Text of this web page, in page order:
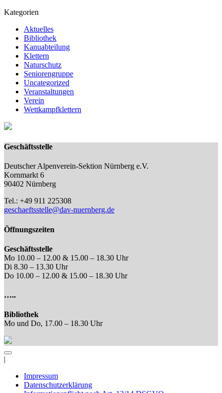
Kategorien
Aktuelles
Bibliothek
Kanuabteilung
Klettern
Naturschutz
Seniorengruppe
Uncategorized
Veranstaltungen
Verein
Wettkampfklettern
Geschäftsstelle
Deutscher Alpenverein-Sektion Nürnberg e.V.
Kornmarkt 6
90402 Nürnberg
Tel.: +49 911 225308
geschaeftsstelle@dav-nuernberg.de
Öffnungszeiten
Geschäftsstelle
Mo 10.00 – 12.00 & 15.00 – 18.30 Uhr
Di 8.30 – 13.30 Uhr
Do 10.00 – 12.00 & 15.00 – 18.30 Uhr
…..
Bibliothek
Mo und Do, 17.00 – 18.30 Uhr
Impressum
Datenschutzerklärung